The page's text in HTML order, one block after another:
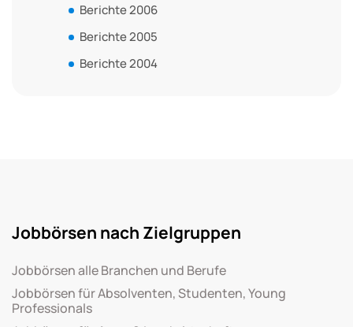
Berichte 2006
Berichte 2005
Berichte 2004
Jobbörsen nach Zielgruppen
Jobbörsen alle Branchen und Berufe
Jobbörsen für Absolventen, Studenten, Young
Professionals